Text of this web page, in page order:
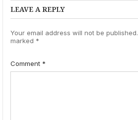
LEAVE A REPLY
Your email address will not be published.
marked *
Comment *